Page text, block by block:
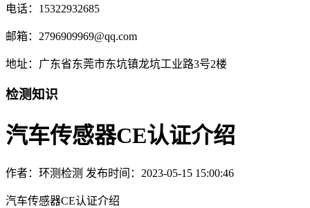
电话：15322932685
邮箱：2796909969@qq.com
地址：广东省东莞市东坑镇龙坑工业路3号2楼
检测知识
汽车传感器CE认证介绍
作者：环测检测 发布时间：2023-05-15 15:00:46
汽车传感器CE认证介绍